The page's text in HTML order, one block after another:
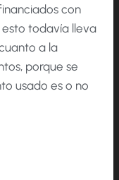
con
esto todavía lleva
a la
porque se
usado es o no